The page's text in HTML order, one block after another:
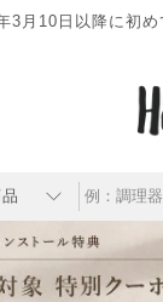
3月10日以降に初